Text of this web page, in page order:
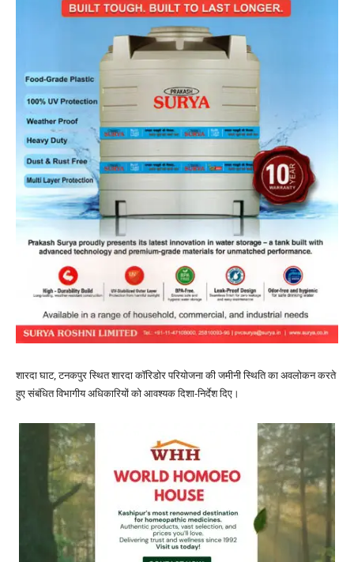
शारदा घाट, टनकपुर स्थित शारदा कॉरिडोर परियोजना की जमीनी स्थिति का अवलोकन करते
हुए संबंधित विभागीय अधिकारियों को आवश्यक दिशा-निर्देश दिए।